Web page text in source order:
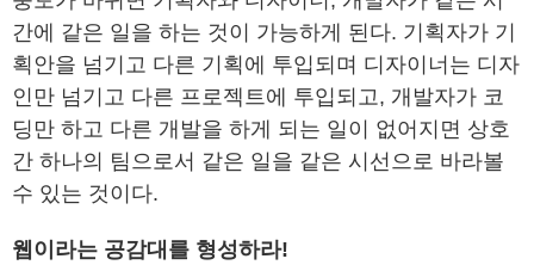
간에 같은 일을 하는 것이 가능하게 된다. 기획자가 기
획안을 넘기고 다른 기획에 투입되며 디자이너는 디자
인만 넘기고 다른 프로젝트에 투입되고, 개발자가 코
딩만 하고 다른 개발을 하게 되는 일이 없어지면 상호
간 하나의 팀으로서 같은 일을 같은 시선으로 바라볼
수 있는 것이다.
웹이라는 공감대를 형성하라!